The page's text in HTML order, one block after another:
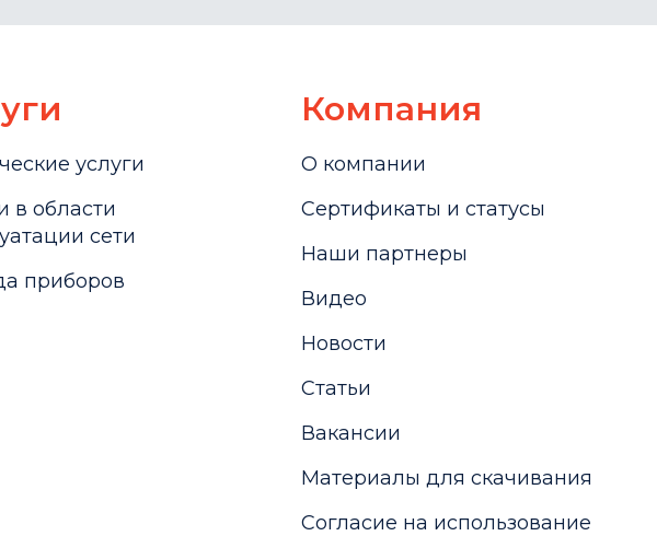
услуги
в области
сети
приборов
Компания
О компании
Сертификаты и статусы
Наши партнеры
Видео
Новости
Статьи
Вакансии
Материалы для скачивания
Cогласие на использование